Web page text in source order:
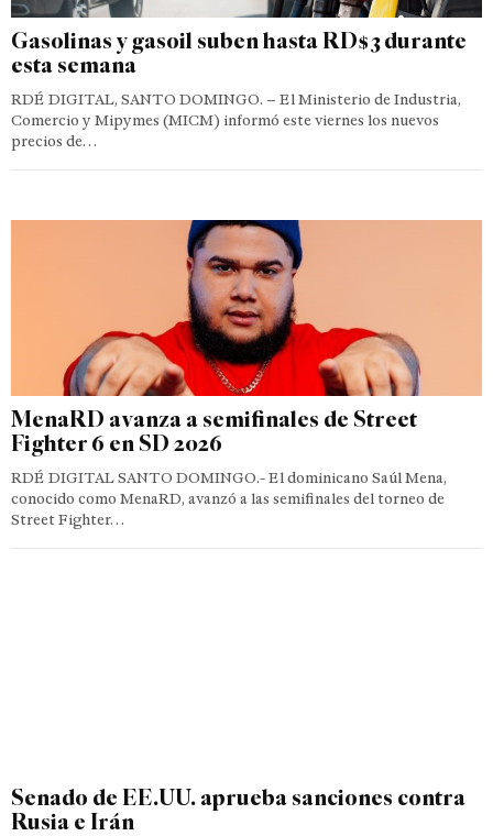
Gasolinas y gasoil suben hasta RD$3 durante
esta semana
RDÉ DIGITAL, SANTO DOMINGO. – El Ministerio de Industria,
Comercio y Mipymes (MICM) informó este viernes los nuevos
precios de…
MenaRD avanza a semifinales de Street
Fighter 6 en SD 2026
RDÉ DIGITAL SANTO DOMINGO.- El dominicano Saúl Mena,
conocido como MenaRD, avanzó a las semifinales del torneo de
Street Fighter…
Senado de EE.UU. aprueba sanciones contra
Rusia e Irán